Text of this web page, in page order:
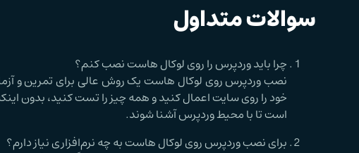
سوالات متداول
چرا باید وردپرس را روی لوکال هاست نصب کنم؟
نصب وردپرس روی لوکال هاست یک روش عالی برای تمرین و
خود را روی سایت اعمال کنید و همه چیز را تست کنید، بدون
است تا با محیط وردپرس آشنا شوند.
برای نصب وردپرس روی لوکال هاست به چه نرم‌افزاری نیاز دارم؟